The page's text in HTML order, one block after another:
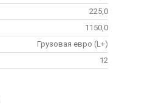
225,0
1150,0
Грузовая евро (L+)
12